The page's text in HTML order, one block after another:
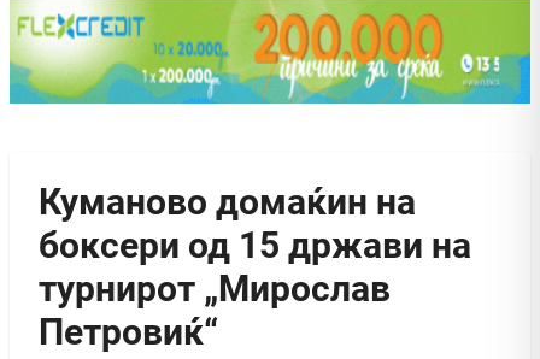
Куманово домаќин на
боксери од 15 држави на
турнирот „Мирослав
Петровиќ“